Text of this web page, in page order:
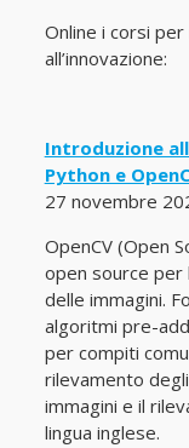
Online i corsi
all’innovazione:
Introduzione
Python e
27 novembre
OpenCV (Open
open source per
delle immagini.
algoritmi pre-
per compiti
rilevamento
immagini e il
lingua inglese.